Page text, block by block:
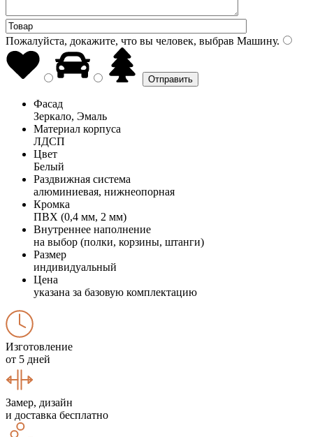
Пожалуйста, докажите, что вы человек, выбрав Машину.
Фасад
Зеркало, Эмаль
Материал корпуса
ЛДСП
Цвет
Белый
Раздвижная система
алюминиевая, нижнеопорная
Кромка
ПВХ (0,4 мм, 2 мм)
Внутреннее наполнение
на выбор (полки, корзины, штанги)
Размер
индивидуальный
Цена
указана за базовую комплектацию
Изготовление
от 5 дней
Замер, дизайн
и доставка бесплатно